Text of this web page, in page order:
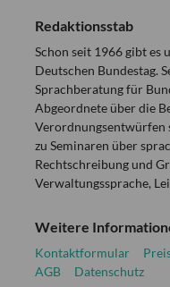
Redaktionsstab
Schon seit 1966 gibt es
Deutschen Bundestag.
Sprachberatung für
Abgeordnete über die
Verordnungsentwürfen
zu Seminaren über
Rechtschreibung und
Verwaltungssprache,
Weitere
Kontaktformular
AGB
Datenschutz